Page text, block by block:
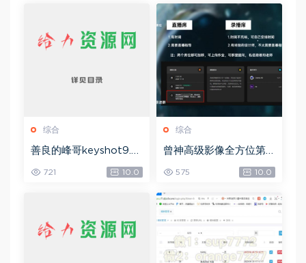
综合
善良的峰哥keyshot9.0
自学宝典，网盘下载(2.3
6G)
721 10.0
综合
曾神高级影像全方位第
四期，网盘下载(49.08
G)
575 10.0